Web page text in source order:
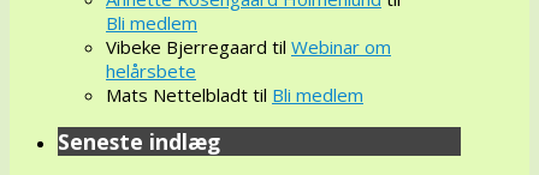
Bli medlem
Vibeke Bjerregaard til Webinar om
helårsbete
Mats Nettelbladt til Bli medlem
Seneste indlæg